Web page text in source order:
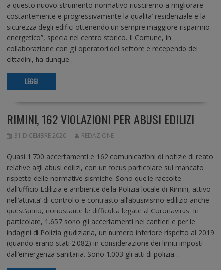
a questo nuovo strumento normativo riusciremo a migliorare
costantemente e progressivamente la qualita’ residenziale e la
sicurezza degli edifici ottenendo un sempre maggiore risparmio
energetico”, specia nel centro storico. Il Comune, in
collaborazione con gli operatori del settore e recependo dei
cittadini, ha dunque…
LEGGI
RIMINI, 162 VIOLAZIONI PER ABUSI EDILIZI
31 DICEMBRE 2020 REDAZIONE
Quasi 1.700 accertamenti e 162 comunicazioni di notizie di reato
relative agli abusi edilizi, con un focus particolare sul mancato
rispetto delle normative sismiche. Sono quelle raccolte
dall’ufficio Edilizia e ambiente della Polizia locale di Rimini, attivo
nell’attivita’ di controllo e contrasto all’abusivismo edilizio anche
quest’anno, nonostante le difficolta legate al Coronavirus. In
particolare, 1.657 sono gli accertamenti nei cantieri e per le
indagini di Polizia giudiziaria, un numero inferiore rispetto al 2019
(quando erano stati 2.082) in considerazione dei limiti imposti
dall’emergenza sanitaria. Sono 1.003 gli atti di polizia…